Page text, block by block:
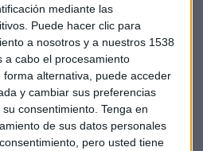
mediante las
Puede hacer clic para
a nosotros y a nuestros 1538
a cabo el procesamiento
alternativa, puede acceder
y cambiar sus preferencias
consentimiento. Tenga en
de sus datos personales
pero usted tiene
y transición energética es la
en materia de medioambiente
Ni si quiera existe un
norma que debe responder al
del año 2015, para cumplir con
de emisiones de gases de
Europea.